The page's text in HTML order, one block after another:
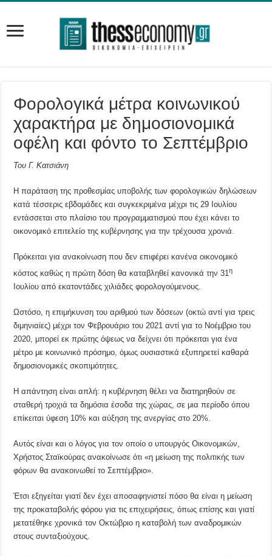
Φορολογικά μέτρα κοινωνικού
χαρακτήρα με δημοσιονομικά
οφέλη και φόντο το Σεπτέμβριο
Του Γ. Κατσιάνη
Η παράταση της προθεσμίας υποβολής των φορολογικών δηλώσεων
κατά τέσσερις εβδομάδες και συγκεκριμένα μέχρι τις 29 Ιουλίου
εντάσσεται στο πλαίσιο του προγραμματισμού που έχει κάνει το
οικονομικό επιτελείο της κυβέρνησης για την τρέχουσα χρονιά.
Πρόκειται για ανακοίνωση που δεν επιφέρει κανένα οικονομικό
κόστος καθώς η πρώτη δόση θα καταβληθεί κανονικά την 31η
Ιουλίου από εκατοντάδες χιλιάδες φορολογούμενους.
Ωστόσο, η επιμήκυνση του αριθμού των δόσεων (οκτώ αντί για τρεις
διμηνιαίες) μέχρι τον Φεβρουάριο του 2021 αντί για το Νοέμβριο του
2020, μπορεί εκ πρώτης όψεως να δείχνει ότι πρόκειται για ένα
μέτρο με κοινωνικό πρόσημο, όμως ουσιαστικά εξυπηρετεί καθαρά
δημοσιονομικές σκοπιμότητες.
Η απάντηση είναι απλή: η κυβέρνηση θέλει να διατηρηθούν σε
σταθερή τροχιά τα δημόσια έσοδα της χώρας, σε μια περίοδο όπου
επίκειται ύφεση 10% και αύξηση της ανεργίας στο 20%.
Αυτός είναι και ο λόγος για τον οποίο ο υπουργός Οικονομικών,
Χρήστος Σταϊκούρας ανακοίνωσε ότι «η μείωση της πολιτικής των
φόρων θα ανακοινωθεί το Σεπτέμβριο».
Έτσι εξηγείται γιατί δεν έχει αποσαφηνιστεί πόσο θα είναι η μείωση
της προκαταβολής φόρου για τις επιχειρήσεις, όπως επίσης και γιατί
μετατέθηκε χρονικά τον Οκτώβριο η καταβολή των αναδρομικών
στους συνταξιούχους.